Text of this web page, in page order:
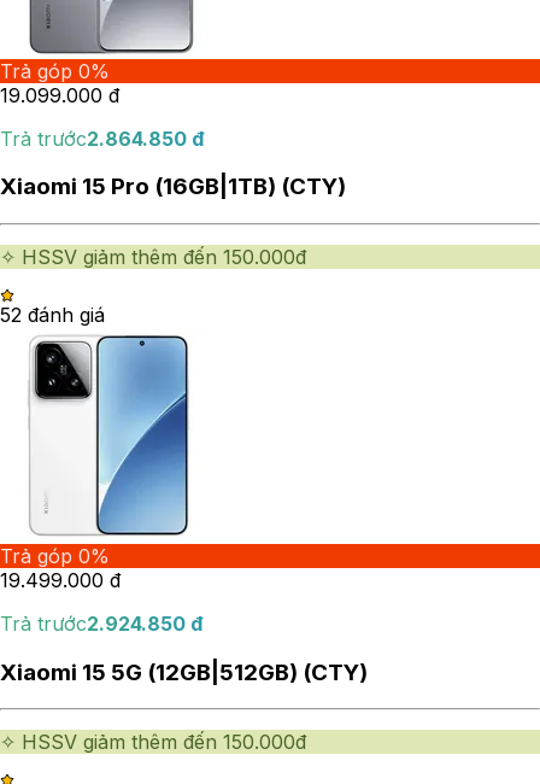
Trả góp 0%
19.099.000 đ
Trả trước2.864.850 đ
Xiaomi 15 Pro (16GB|1TB) (CTY)
✧ HSSV giảm thêm đến 150.000đ
52 đánh giá
Trả góp 0%
19.499.000 đ
Trả trước2.924.850 đ
Xiaomi 15 5G (12GB|512GB) (CTY)
✧ HSSV giảm thêm đến 150.000đ